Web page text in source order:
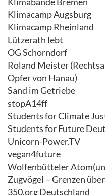
Klimacamp Augsburg
Klimacamp Rheinland
Lützerath lebt
OG Schorndorf
Roland Meister
Opfer von Hanau)
Sand im Getriebe
stopA14ff
Students for Climate
Students for Future
Unicorn-Power.TV
vegan4future
Wolfenbütteler
Zugvögel – Grenzen
350.org Deutschland